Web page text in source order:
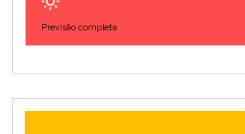
Previsão completa